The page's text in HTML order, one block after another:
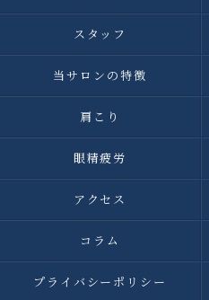
スタッフ
当サロンの特徴
肩こり
眼精疲労
アクセス
コラム
プライバシーポリシー